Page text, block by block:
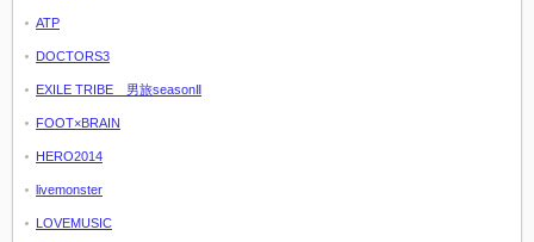
ATP
DOCTORS3
EXILE TRIBE 男旅seasonⅡ
FOOT×BRAIN
HERO2014
livemonster
LOVEMUSIC